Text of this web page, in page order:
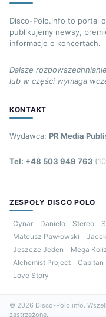
Disco-Polo.info to portal
publikujemy newsy,
informacje o koncertach.
Dalsze
lub w części wymaga
KONTAKT
Wydawca: PR Media
Tel: +48 503 949 763
ZESPOŁY DISCO POLO
Cynar Danielo Stereo
Mateusz Pawłowski
Jeszcze Jeden
Mega
Alchemist Project
Capitan
Love Story
© 2026 Disco-Polo.info.
zastrzeżone.